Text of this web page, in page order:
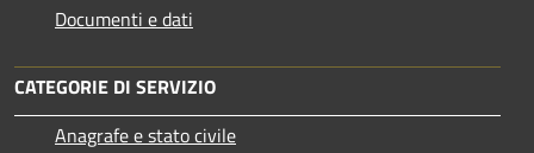
Documenti e dati
CATEGORIE DI SERVIZIO
Anagrafe e stato civile